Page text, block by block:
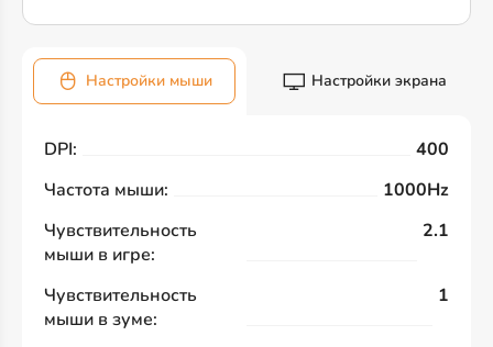
Настройки мыши Настройки экрана
DPI:
400
Частота мыши:
1000Hz
Чувствительность
мыши в игре:
2.1
Чувствительность
мыши в зуме:
1